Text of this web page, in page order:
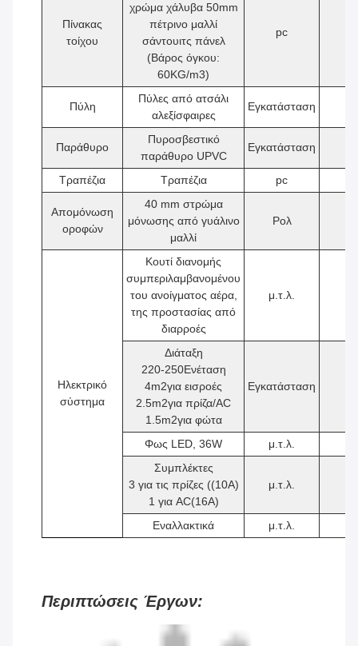
Πίνακας
τοίχου
χρώμα χάλυβα 50mm
πέτρινο μαλλί
σάντουιτς πάνελ
(Βάρος όγκου:
60KG/m3)
pc
Πύλη
Πύλες από ατσάλι
αλεξίσφαιρες
Εγκατάσταση
Παράθυρο
Πυροσβεστικό
παράθυρο UPVC
Εγκατάσταση
Τραπέζια Τραπέζια pc
Απομόνωση
οροφών
40 mm στρώμα
μόνωσης από γυάλινο
μαλλί
Ρολ
Ηλεκτρικό
σύστημα
Κουτί διανομής
συμπεριλαμβανομένου
του ανοίγματος αέρα,
της προστασίας από
διαρροές
μ.τ.λ.
Διάταξη
220-250Ενέταση
4m2για εισροές
2.5m2για πρίζα/AC
1.5m2για φώτα
Εγκατάσταση
Φως LED, 36W μ.τ.λ.
Συμπλέκτες
3 για τις πρίζες ((10A)
1 για AC(16A)
μ.τ.λ.
Εναλλακτικά μ.τ.λ.
Περιπτώσεις Έργων: